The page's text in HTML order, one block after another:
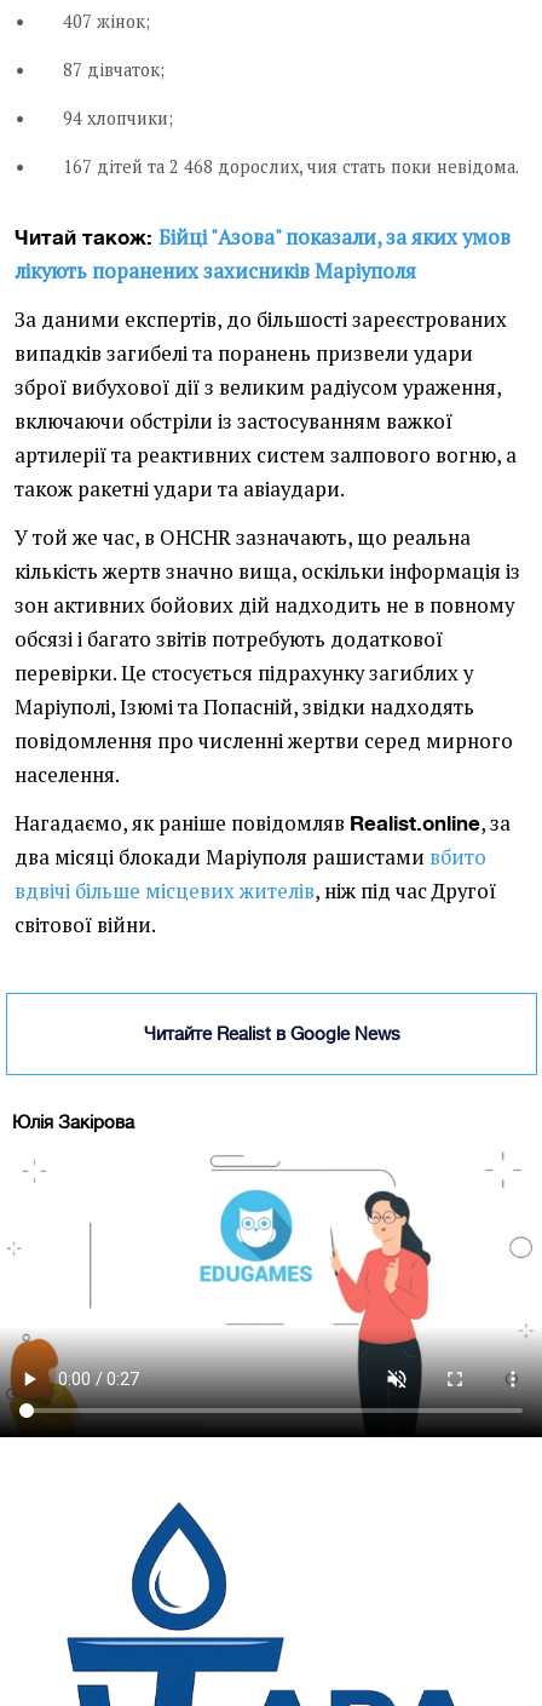
407 жінок;
87 дівчаток;
94 хлопчики;
167 дітей та 2 468 дорослих, чия стать поки невідома.
Читай також: Бійці "Азова" показали, за яких умов
лікують поранених захисників Маріуполя
За даними експертів, до більшості зареєстрованих
випадків загибелі та поранень призвели удари
зброї вибухової дії з великим радіусом ураження,
включаючи обстріли із застосуванням важкої
артилерії та реактивних систем залпового вогню, а
також ракетні удари та авіаудари.
У той же час, в OHCHR зазначають, що реальна
кількість жертв значно вища, оскільки інформація із
зон активних бойових дій надходить не в повному
обсязі і багато звітів потребують додаткової
перевірки. Це стосується підрахунку загиблих у
Маріуполі, Ізюмі та Попасній, звідки надходять
повідомлення про численні жертви серед мирного
населення.
Нагадаємо, як раніше повідомляв Realist.online, за
два місяці блокади Маріуполя рашистами вбито
вдвічі більше місцевих жителів, ніж під час Другої
світової війни.
Читайте Realist в Google News
Юлія Закірова